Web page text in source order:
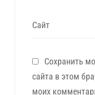
Сайт
Сохранить
сайта в этом
моих